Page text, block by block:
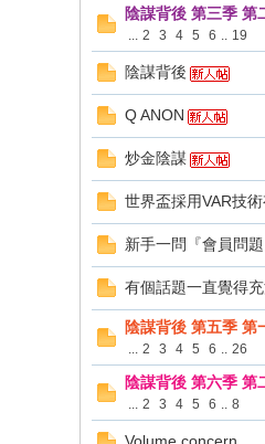
陰謀背後 第三季 第
... 2 3 4 5 6 .. 19
陰謀背後
Q ANON
炒金陰謀
世界盃採用VAR技
新手一問『會員問題
有個話題一直覺得
陰謀背後 第五季 第
... 2 3 4 5 6 .. 26
陰謀背後 第六季 第
... 2 3 4 5 6 .. 8